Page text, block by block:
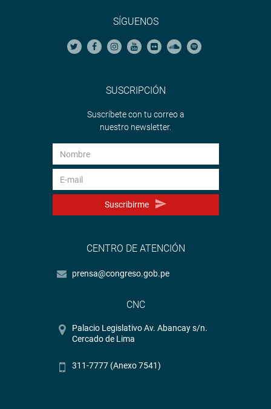
SÍGUENOS
SUSCRIPCIÓN
Suscríbete con tu correo a
nuestro newsletter.
Suscribirme
CENTRO DE ATENCIÓN
prensa@congreso.gob.pe
CNC
Palacio Legislativo Av. Abancay s/n.
Cercado de Lima
311-7777 (Anexo 7541)